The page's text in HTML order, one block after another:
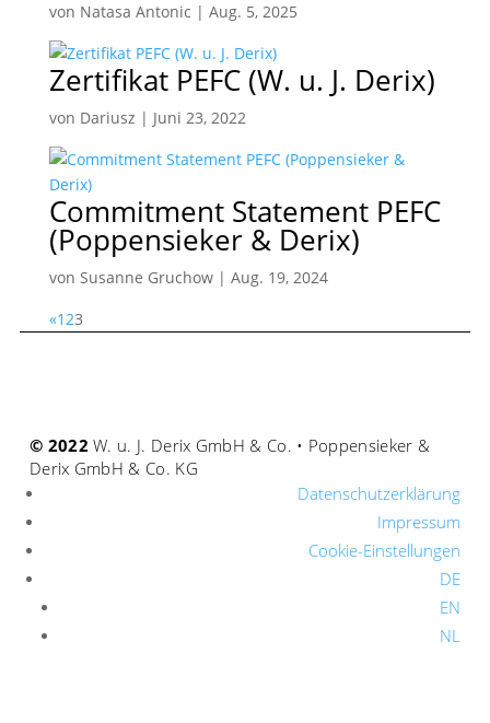
von Natasa Antonic | Aug. 5, 2025
Zertifikat PEFC (W. u. J. Derix)
von Dariusz | Juni 23, 2022
Commitment Statement PEFC
(Poppensieker & Derix)
von Susanne Gruchow| Aug. 19, 2024
«123
© 2022W. u. J. Derix GmbH & Co. • Poppensieker &
Derix GmbH & Co. KG
Datenschutzerklärung
Impressum
Cookie-Einstellungen
DE
EN
NL